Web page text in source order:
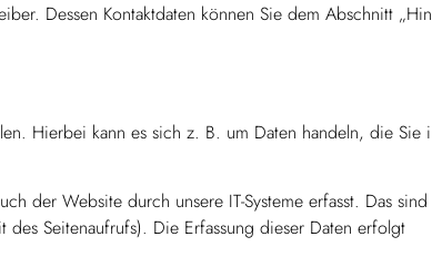
Dessen Kontaktdaten können Sie dem Abschnitt
Hierbei kann es sich z. B. um Daten handeln, die Sie
der Website durch unsere IT-Systeme erfasst. Das
Seitenaufrufs). Die Erfassung dieser Daten erfolgt